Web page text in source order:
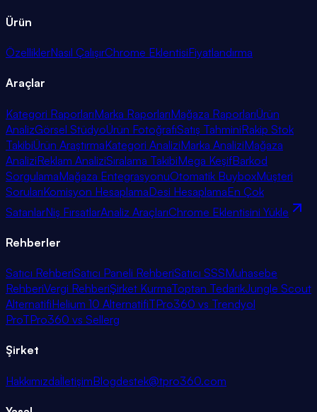
Ürün
ÖzelliklerNasıl ÇalışırChrome EklentisiFiyatlandırma
Araçlar
Kategori RaporlarıMarka RaporlarıMağaza RaporlarıÜrün
AnalizGörsel StüdyoÜrün FotoğrafıSatış TahminiRakip Stok
TakibiÜrün AraştırmaKategori AnaliziMarka AnaliziMağaza
AnaliziReklam AnaliziSıralama TakibiMega KeşifBarkod
SorgulamaMağaza EntegrasyonuOtomatik BuyboxMüşteri
SorularıKomisyon HesaplamaDesi HesaplamaEn Çok
SatanlarNiş FırsatlarAnaliz AraçlarıChrome Eklentisini Yükle
Rehberler
Satıcı RehberiSatıcı Paneli RehberiSatıcı SSSMuhasebe
RehberiVergi RehberiŞirket KurmaToptan TedarikJungle Scout
AlternatifiHelium 10 AlternatifiTPro360 vs Trendyol
ProTPro360 vs Sellerg
Şirket
HakkımızdaİletişimBlogdestek@tpro360.com